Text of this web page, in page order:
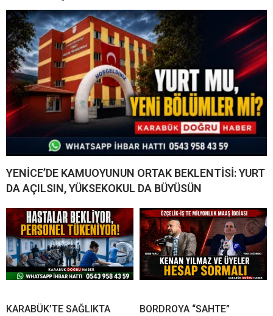
YENİCE’DE KAMUOYUNUN ORTAK BEKLENTİSİ: YURT
DA AÇILSIN, YÜKSEKOKUL DA BÜYÜSÜN
KARABÜK’TE SAĞLIKTA
BORDROYA “SAHTE”